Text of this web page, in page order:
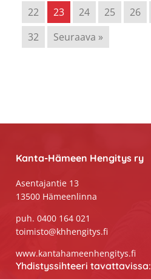
22
23 24 25 26
32
Seuraava »
Kanta-Hämeen Hengitys ry
Asentajantie 13
13500 Hämeenlinna
puh. 0400 164 021
toimisto@khhengitys.fi
www.kantahameenhengitys.fi
Yhdistyssihteeri tavattavissa: